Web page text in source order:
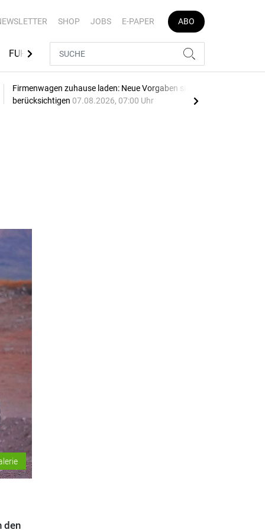
SHOP JOBS E-PAPER ABO
FUHRPARK-TOOLS FLOTTENLÖSUNGEN
Firmenwagen zuhause laden: Neue Vorgaben sind zu
berücksichtigen 07.08.2026, 07:00 Uhr
den